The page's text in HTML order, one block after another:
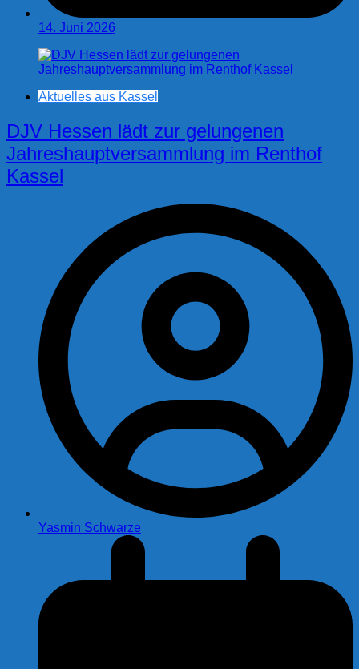
14. Juni 2026
Aktuelles aus Kassel
DJV Hessen lädt zur gelungenen
Jahreshauptversammlung im Renthof
Kassel
Yasmin Schwarze